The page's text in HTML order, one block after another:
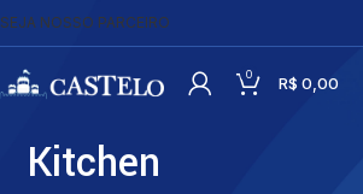
SEJA NOSSO PARCEIRO
0 R$ 0,00
Kitchen